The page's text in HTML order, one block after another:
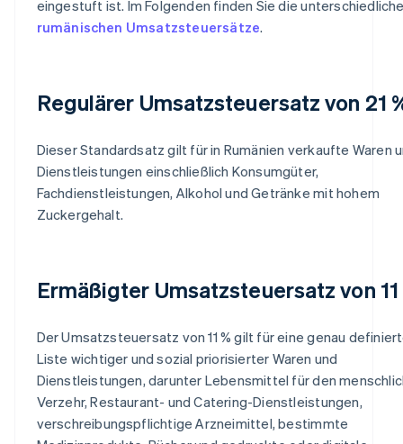
eingestuft ist. Im Folgenden finden Sie die
rumänischen Umsatzsteuersätze.
Regulärer Umsatzsteuersatz von 21
Dieser Standardsatz gilt für in Rumänien verkaufte Waren
Dienstleistungen einschließlich Konsumgüter,
Fachdienstleistungen, Alkohol und Getränke mit hohem
Zuckergehalt.
Ermäßigter Umsatzsteuersatz von 11
Der Umsatzsteuersatz von 11 % gilt für eine genau
Liste wichtiger und sozial priorisierter Waren und
Dienstleistungen, darunter Lebensmittel für den
Verzehr, Restaurant- und Catering-Dienstleistungen,
verschreibungspflichtige Arzneimittel, bestimmte